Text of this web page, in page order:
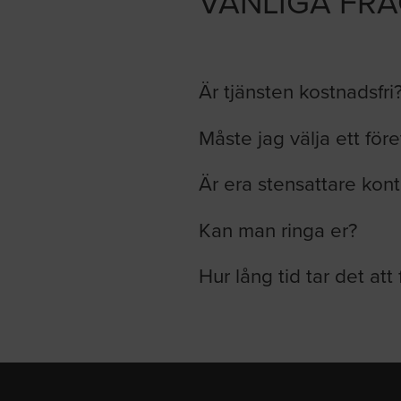
Är tjänsten
Måste jag välja ett
Är era stensattare
Kan man ringa er?
Hur lång tid tar det att